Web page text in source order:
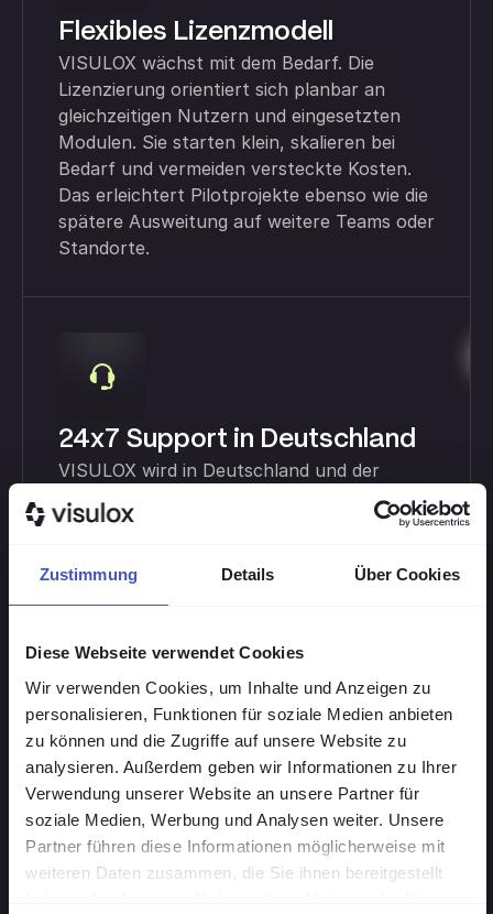
Zustimmung Details Über Cookies
Diese Webseite verwendet Cookies
Wir verwenden Cookies, um Inhalte und Anzeigen zu
personalisieren, Funktionen für soziale Medien anbieten
zu können und die Zugriffe auf unsere Website zu
analysieren. Außerdem geben wir Informationen zu Ihrer
Verwendung unserer Website an unsere Partner für
soziale Medien, Werbung und Analysen weiter. Unsere
Partner führen diese Informationen möglicherweise mit
weiteren Daten zusammen, die Sie ihnen bereitgestellt
Flexibles Lizenzmodell
VISULOX wächst mit dem Bedarf. Die
Lizenzierung orientiert sich planbar an
gleichzeitigen Nutzern und eingesetzten
Modulen. Sie starten klein, skalieren bei
Bedarf und vermeiden versteckte Kosten.
Das erleichtert Pilotprojekte ebenso wie die
spätere Ausweitung auf weitere Teams oder
Standorte.
24x7 Support in Deutschland
VISULOX wird in Deutschland und der
Schweiz entwickelt und betrieben. Der
deutschsprachige Support begleitet nicht
bei Onboarding, Proof-of-Concepts und
Pilotprojekten. Für sicherheitskritische
Ansprechpartner zur Verfügung.
Individuelle Anpassbarkeit
Die mandantenfähige, skalierbare